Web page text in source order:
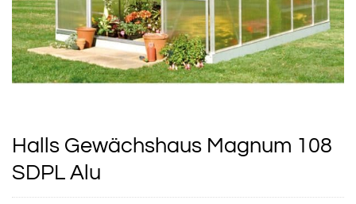
Halls Gewächshaus Magnum 108
SDPL Alu